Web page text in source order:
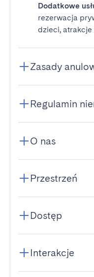
Dodatkowe
rezerwacja
dzieci,
Zasady
Regulamin
O nas
Przestrzeń
Dostęp
Interakcje